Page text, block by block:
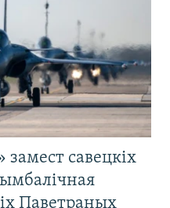
замест савецкіх
Паветраных